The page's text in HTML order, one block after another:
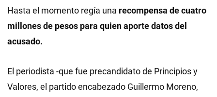
Hasta el momento regía una recompensa de cuatro
millones de pesos para quien aporte datos del
acusado.
El periodista -que fue precandidato de Principios y
Valores, el partido encabezado Guillermo Moreno,